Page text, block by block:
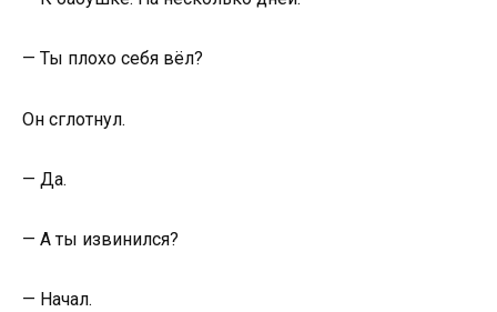
— Ты плохо себя вёл?
Он сглотнул.
— Да.
— А ты извинился?
— Начал.